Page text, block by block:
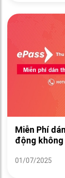
Miễn Phí
động
01/07/2025